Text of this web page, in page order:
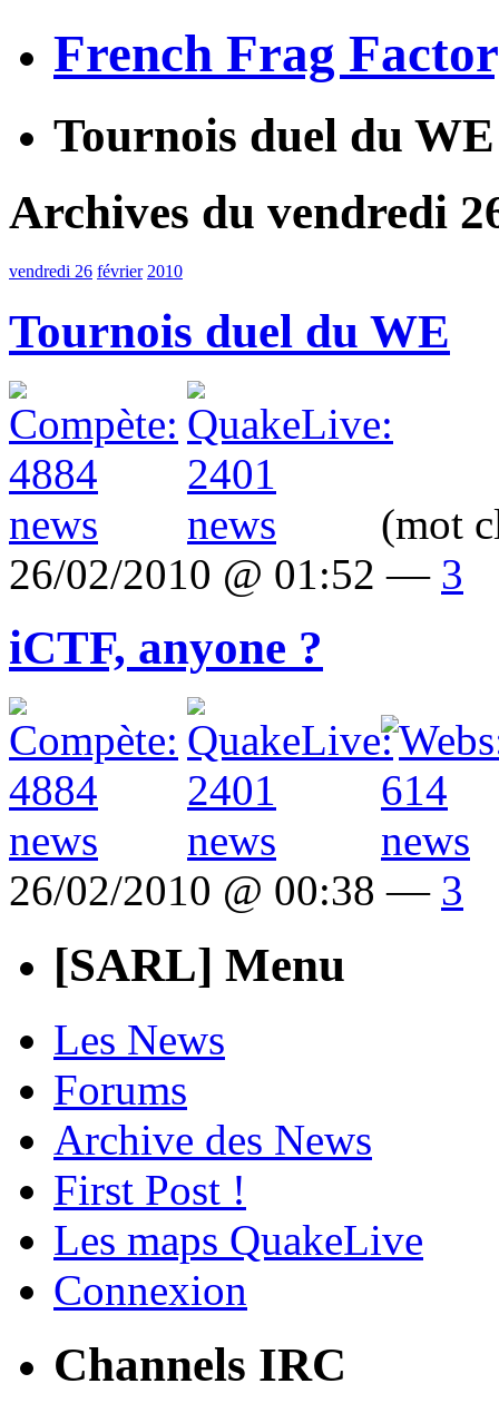
French Frag
Tournois duel du WE
Archives du vendredi
vendredi 26 février 2010
Tournois duel du WE
(mot
26/02/2010 @ 01:52 — 3
iCTF, anyone ?
26/02/2010 @ 00:38 — 3
[SARL] Menu
Les News
Forums
Archive des News
First Post !
Les maps QuakeLive
Connexion
Channels IRC